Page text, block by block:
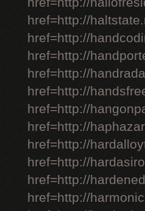
href=http://
href=http://
href=http://
href=http://
href=http://
href=http://
href=http://
href=http://
href=http://
href=http://
href=http://